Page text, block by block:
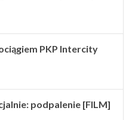
PKP Intercity
podpalenie [FILM]